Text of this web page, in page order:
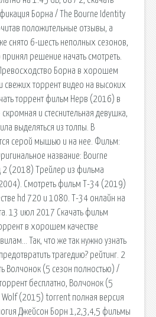
Борна / The Bourne Identity
положительные отзывы, а
снято 6-шесть неполных сезонов,
решение начать смотреть.
Борна в хорошем
свежих торрент видео на высоких
торрент фильм Нерв (2016) в
и стеснительная девушка,
выделяться из толпы. В
серой мышью и на нее. Фильм:
название: Bourne
2 (2018) Трейлер из фильма
Смотреть фильм Т-34 (2019)
hd 720 и 1080. Т-34 онлайн на
13 июл 2017 Скачать фильм
в хорошем качестве
Так, что же так нужно узнать
трагедию? рейтинг. 2
Волчонок (5 сезон полностью) /
бесплатно, Волчонок (5
Wolf (2015) torrent полная версия
Джейсон Борн 1,2,3,4,5 фильмы